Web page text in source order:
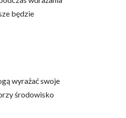
będzie
wyrażać swoje
środowisko